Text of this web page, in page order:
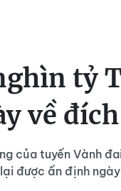
tỷ
về đích
của tuyến Vành
được ấn định